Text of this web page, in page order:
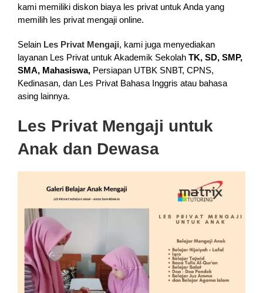
kami memiliki diskon biaya les privat untuk Anda yang
memilih les privat mengaji online.
Selain Les Privat Mengaji, kami juga menyediakan
layanan Les Privat untuk Akademik Sekolah TK, SD, SMP,
SMA, Mahasiswa,Persiapan UTBK SNBT, CPNS,
Kedinasan, dan Les Privat Bahasa Inggris atau bahasa
asing lainnya.
Les Privat Mengaji untuk
Anak dan Dewasa